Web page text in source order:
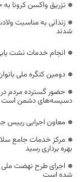
تزریق واکسن کرونا به 30 درصد بیرجندیهای 50 تا 69 سال
زندانی به مناسبت
شدند
انجام خدمات نشت
دومین کنگره ملی
حضور گسترده مردم در
دسیسه‌های دشمن است
معاون اجرایی رییس
مرکز خدمات جامع
بهره برداری رسید
شده است